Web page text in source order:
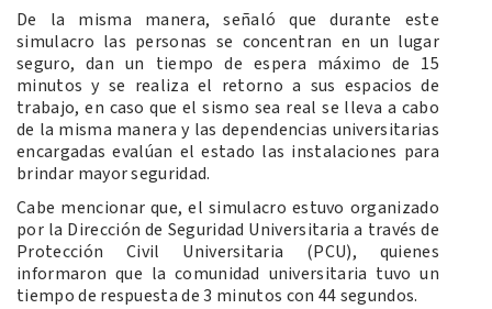
De la misma manera, señaló que durante este
simulacro las personas se concentran en un lugar
seguro, dan un tiempo de espera máximo de 15
minutos y se realiza el retorno a sus espacios de
trabajo, en caso que el sismo sea real se lleva a cabo
de la misma manera y las dependencias universitarias
encargadas evalúan el estado las instalaciones para
brindar mayor seguridad.
Cabe mencionar que, el simulacro estuvo organizado
por la Dirección de Seguridad Universitaria a través de
Protección Civil Universitaria (PCU), quienes
informaron que la comunidad universitaria tuvo un
tiempo de respuesta de 3 minutos con 44 segundos.